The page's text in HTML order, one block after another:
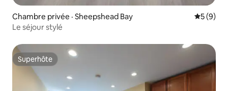
Chambre privée · Sheepshead Bay Note
5 (9)
Le séjour stylé
Superhôte
Superhôte